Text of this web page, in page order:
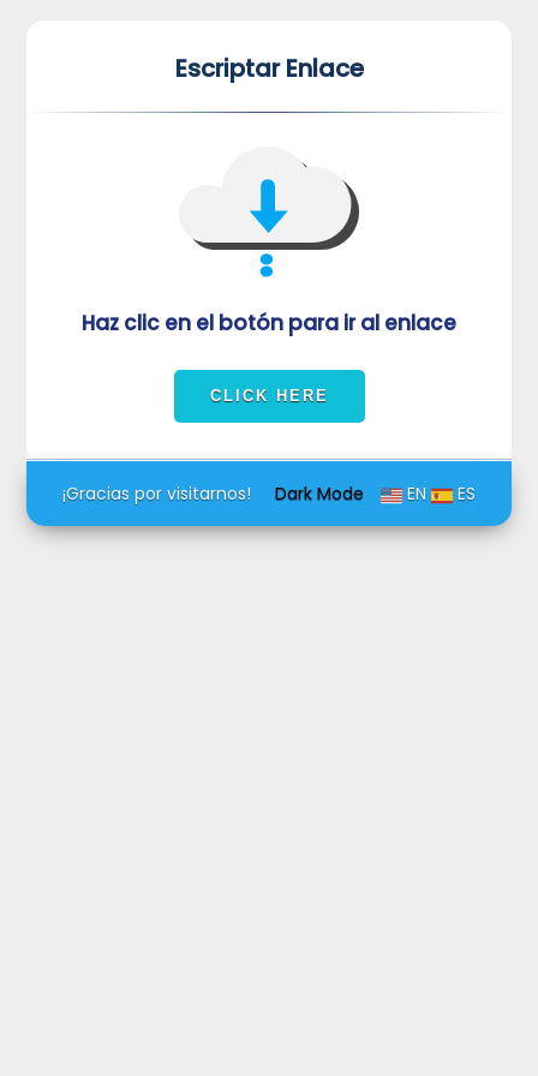
Escriptar Enlace
Haz clic en el botón para ir al enlace
Dark Mode EN ES
¡Gracias por visitarnos!
VUVORmRFeFRNVlJrUjBZd1kza3dkRkJuUFQwPQ==